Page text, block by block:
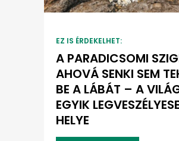
EZ IS ÉRDEKELHET:
A PARADICSOMI
AHOVÁ SENKI SEM
BE A LÁBÁT – A
EGYIK
HELYE